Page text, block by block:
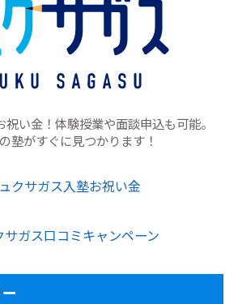
い金！体験授業や面談申込も可能。
塾がすぐに見つかります！